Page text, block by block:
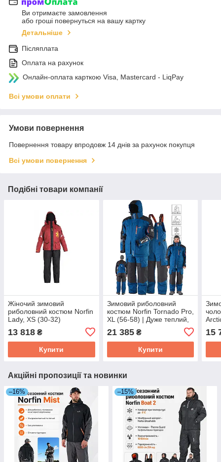
Ви отримаєте замовлення
або гроші повернуться на вашу картку
Детальніше
Післяплата
Оплата на рахунок
Онлайн-оплата карткою Visa, Mastercard - LiqPay
Всі умови оплати
Умови повернення
Повернення товару впродовж 14 днів за рахунок покупця
Всі умови повернення
Подібні товари компанії
Жіночий зимовий
риболовний костюм Norfin
Lady, XS (30-32)
13 818 ₴
Купити
Зимовий риболовний
костюм Norfin Tornado Pro,
XL (56-58) | Дуже теплий,
водостійкий, до -30°C
21 385₴
Купити
15
Акційні пропозиції та новинки
–16% –15%